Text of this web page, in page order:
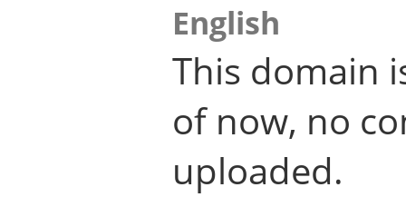
English
This domain
of now, no
uploaded.